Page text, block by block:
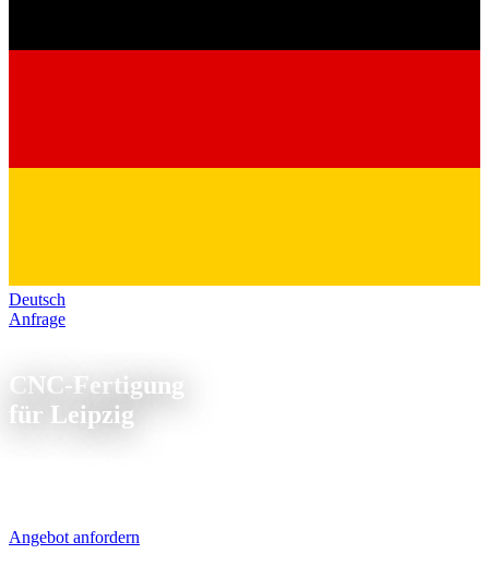
Deutsch
Anfrage
CNC-Fertigung
für Leipzig
Angebot anfordern